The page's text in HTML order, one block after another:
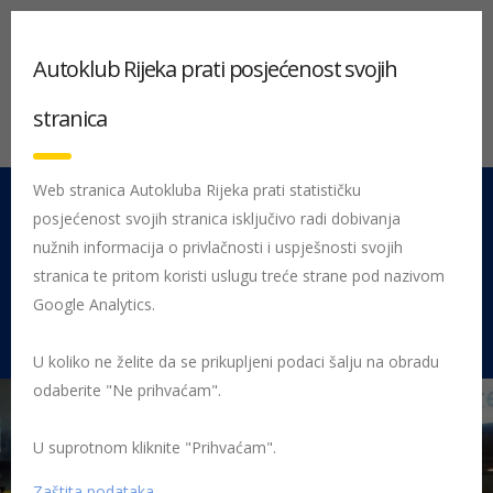
051 212 442 Centrala
Pon - Pet 08:00 - 16:00
Rujevica 9/1, 51000 Rijeka
Početna Posljednje objavljene novosti
Autoklub Rijeka prati posjećenost svojih
stranica
Web stranica Autokluba Rijeka prati statističku
posjećenost svojih stranica isključivo radi dobivanja
nužnih informacija o privlačnosti i uspješnosti svojih
stranica te pritom koristi uslugu treće strane pod nazivom
Google Analytics.
U koliko ne želite da se prikupljeni podaci šalju na obradu
odaberite "Ne prihvaćam".
U suprotnom kliknite "Prihvaćam".